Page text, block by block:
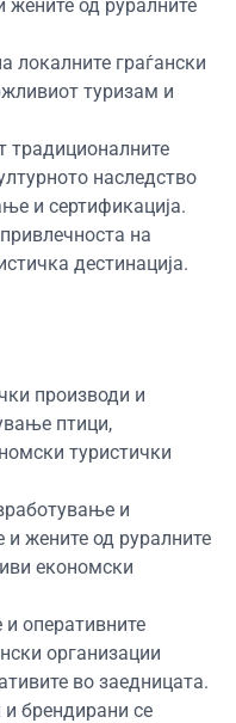
од руралните
локалните граѓански
туризам и
традиционалните
наследство
и сертификација.
на
дестинација.
производи и
птици,
туристички
и
жените од руралните
економски
и оперативните
организации
во заедницата.
брендирани се